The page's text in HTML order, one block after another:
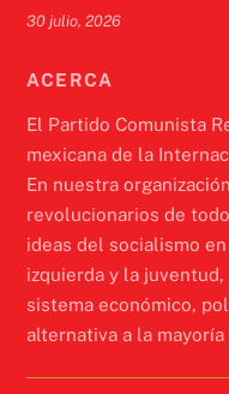
30 julio, 2026
ACERCA
El Partido Comunista
mexicana de la
En nuestra
revolucionarios de
ideas del socialismo
izquierda y la
sistema económico,
alternativa a la